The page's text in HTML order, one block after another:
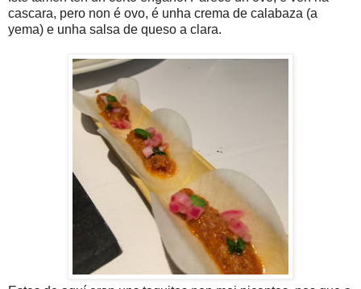
cascara, pero non é ovo, é unha crema de calabaza (a
yema) e unha salsa de queso a clara.